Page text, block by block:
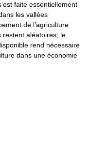
faite essentiellement
les vallées
de l’agriculture
restent aléatoires; le
rend nécessaire
dans une économie